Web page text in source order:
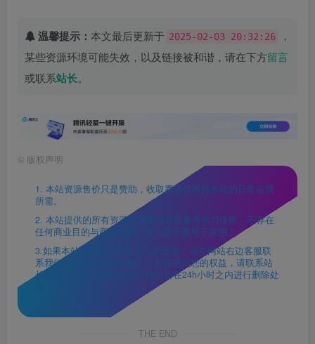
温馨提示： 本文最后更新于 2025-02-03 20:32:26
，
某些资源环境可能失效，以及链接被和谐，请在下方留言
或联系站长。
© 版权声明
1. 本站资源售价只是赞助，收取费用仅维持本站的日常运营
所需。
2. 本站提供的所有资源仅供本地单机参考学习使用，不存在
任何商业目的与商业用途，请大家不要用于商用！
3.如果本站有侵犯、不妥之处的资源，请在网站右边客服联
系我们。将会第一时间解决！若侵犯到您的权益，请联系站
长邮箱:12225150@qq.com 我们会在24h小时之内进行删除处
THE END